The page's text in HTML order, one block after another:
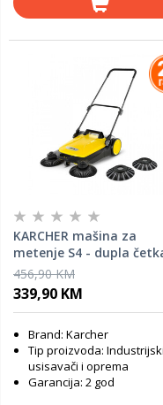
KARCHER mašina za
metenje S4 - dupla
u 1
456,90 KM
339,90 KM
Brand: Karcher
Tip proizvoda: Industrijski
usisavači i oprema
Garancija: 2 god